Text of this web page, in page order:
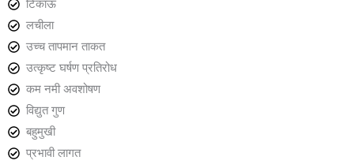
टिकाऊ
लचीला
उच्च तापमान ताकत
उत्कृष्ट घर्षण प्रतिरोध
कम नमी अवशोषण
विद्युत गुण
बहुमुखी
प्रभावी लागत